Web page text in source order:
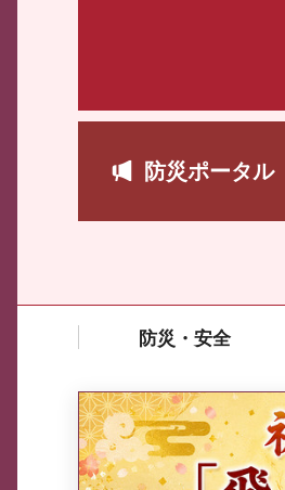
防災ポータル
防災・安全
中東情勢や原油価格上昇の影響